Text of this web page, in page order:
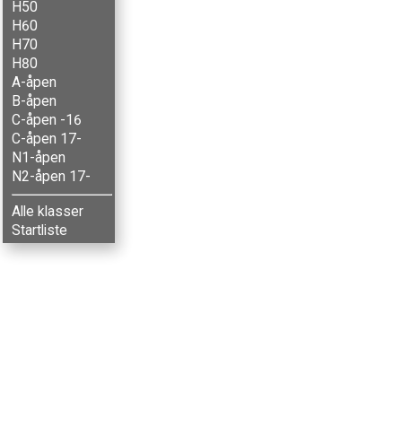
H50
H60
H70
H80
A-åpen
B-åpen
C-åpen -16
C-åpen 17-
N1-åpen
N2-åpen 17-
Alle klasser
Startliste